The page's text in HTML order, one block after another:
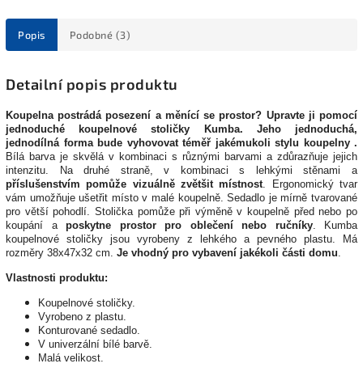
Popis Podobné (3)
Detailní popis produktu
Koupelna postrádá posezení a měnící se prostor? Upravte ji pomocí
jednoduché koupelnové stoličky Kumba. Jeho jednoduchá,
jednodílná forma bude vyhovovat téměř jakémukoli stylu koupelny .
Bílá barva je skvělá v kombinaci s různými barvami a zdůrazňuje jejich
intenzitu. Na druhé straně, v kombinaci s lehkými stěnami a
příslušenstvím pomůže vizuálně zvětšit místnost . Ergonomický tvar
vám umožňuje ušetřit místo v malé koupelně. Sedadlo je mírně tvarované
pro větší pohodlí. Stolička pomůže při výměně v koupelně před nebo po
koupání a poskytne prostor pro oblečení nebo ručníky. Kumba
koupelnové stoličky jsou vyrobeny z lehkého a pevného plastu. Má
rozměry 38x47x32 cm. Je vhodný pro vybavení jakékoli části domu
Vlastnosti produktu:
Koupelnové stoličky.
Vyrobeno z plastu.
Konturované sedadlo.
V univerzální bílé barvě.
Malá velikost.